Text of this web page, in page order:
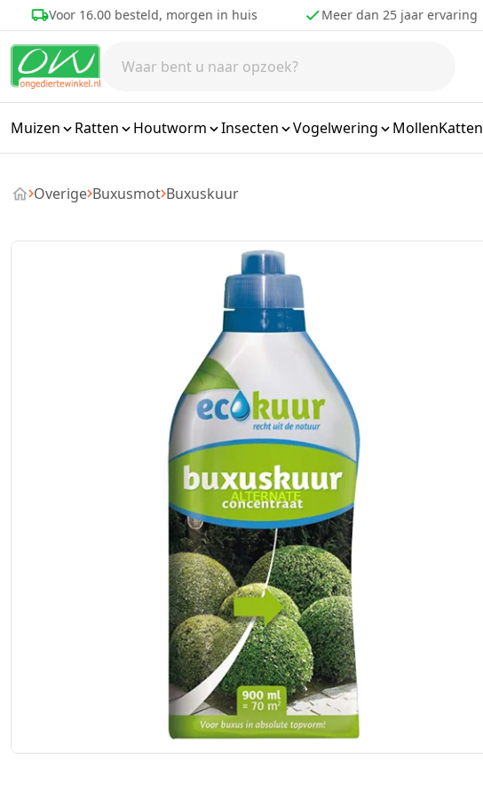
Ga naar de inhoud
Voor 16.00 besteld, morgen in huis Meer dan 25 jaar ervaring
Muizen Ratten Houtworm Insecten Vogelwering MollenKatten
Overige Buxusmot Buxuskuur